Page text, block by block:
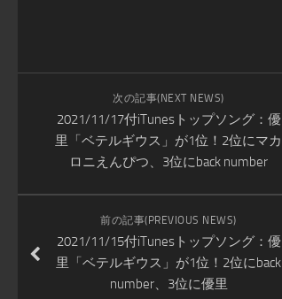
次の記事(NEXT NEWS)
2021/11/17付iTunesトップソング：優
里「ベテルギウス」が1位！2位にマカ
ロニえんぴつ、3位にback number
前の記事(PREVIOUS NEWS)
2021/11/15付iTunesトップソング：優
里「ベテルギウス」が1位！2位にback
number、3位に優里